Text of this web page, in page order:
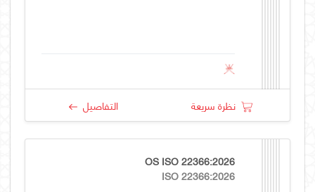
نظرة سريعة التفاصيل
OS ISO 22366:2026
ISO 22366:2026